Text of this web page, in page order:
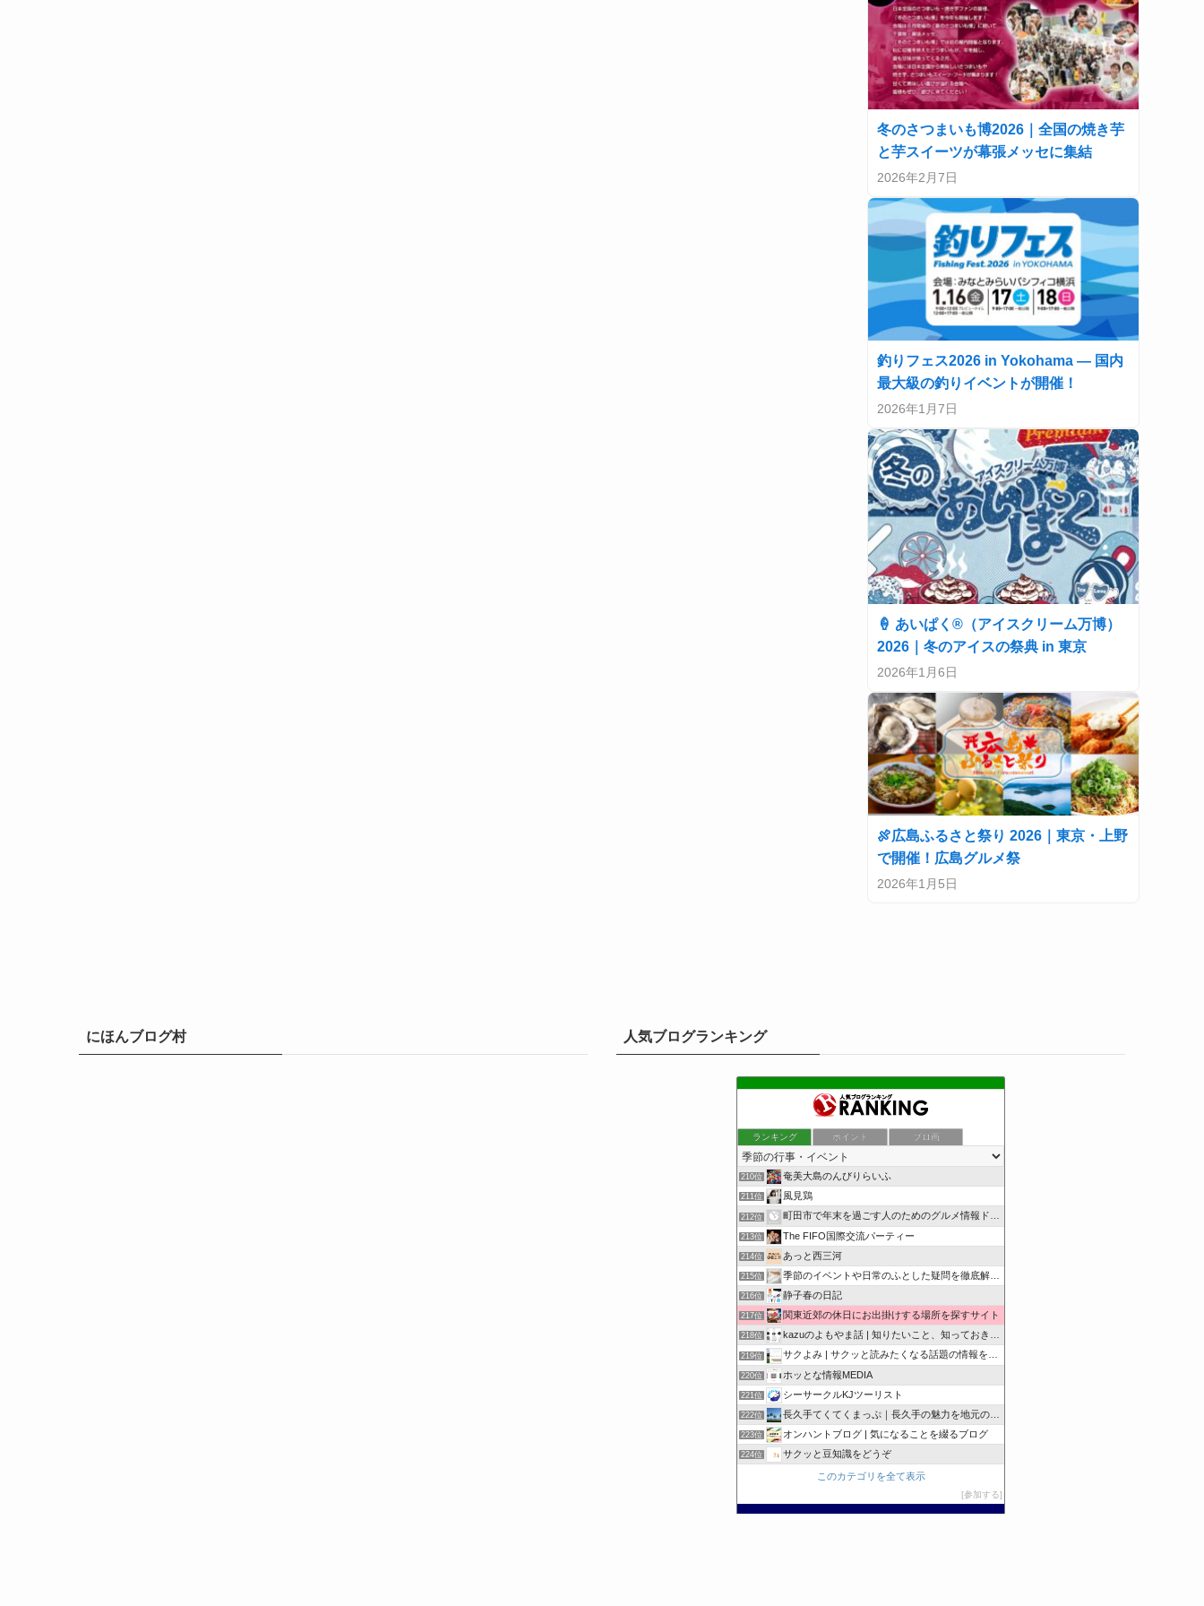
冬のさつまいも博2026｜全国の焼き芋
と芋スイーツが幕張メッセに集結
2026年2月7日
釣りフェス2026 in Yokohama — 国内
最大級の釣りイベントが開催！
2026年1月7日
🍦 あいぱく®（アイスクリーム万博）
2026｜冬のアイスの祭典 in 東京
2026年1月6日
🍖広島ふるさと祭り 2026｜東京・上野
で開催！広島グルメ祭
2026年1月5日
にほんブログ村 人気ブログランキング
ランキング ポイント ブロ画
210位 奄美大島のんびりらいふ
211位 風見鶏
212位 町田市で年末を過ごす人のためのグルメ情報ドットコム
213位 The FIFO国際交流パーティー
214位 あっと西三河
215位 季節のイベントや日常のふとした疑問を徹底解説！
216位 静子春の日記
217位 関東近郊の休日にお出掛けする場所を探すサイト
218位 kazuのよもやま話 | 知りたいこと、知っておきたいこと…
219位 サクよみ | サクッと読みたくなる話題の情報を随時発信！
220位 ホッとな情報MEDIA
221位 シーサークルKJツーリスト
222位 長久手てくてくまっぷ｜長久手の魅力を地元の人と訪れる人に
223位 オンハントブログ | 気になることを綴るブログ
224位 サクッと豆知識をどうぞ
このカテゴリを全て表示
参加する